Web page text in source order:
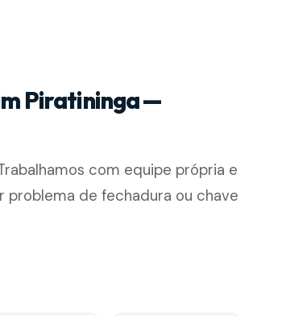
Piratininga —
com equipe própria e
problema de fechadura ou chave